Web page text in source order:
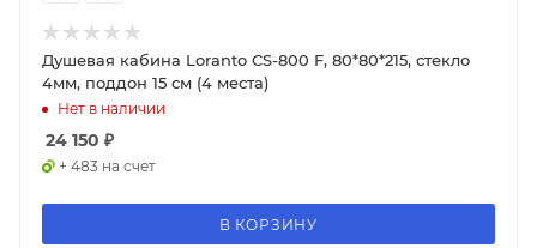
Душевая кабина Loranto CS-800 F, 80*80*215, стекло
4мм, поддон 15 см (4 места)
Нет в наличии
24 150 ₽
+ 483 на счет
В КОРЗИНУ